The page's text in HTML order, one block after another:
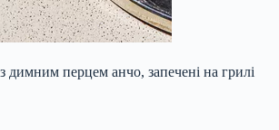
з димним перцем анчо, запечені на грилі